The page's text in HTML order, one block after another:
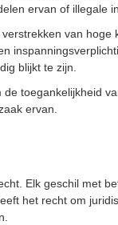
ervan of illegale
van
blijkt te zijn.
toegankelijkheid
ervan.
Elk geschil met
het recht om